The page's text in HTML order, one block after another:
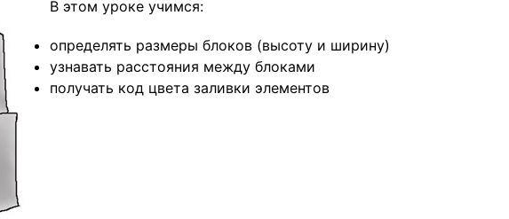
В этом уроке учимся:
определять размеры блоков (высоту и ширину)
узнавать расстояния между блоками
получать код цвета заливки элементов